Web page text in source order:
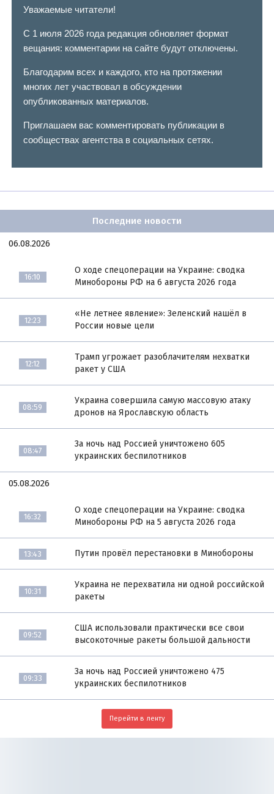
Уважаемые читатели!
С 1 июля 2026 года редакция обновляет формат
вещания: комментарии на сайте будут отключены.
Благодарим всех и каждого, кто на протяжении
многих лет участвовал в обсуждении
опубликованных материалов.
Приглашаем вас комментировать публикации в
сообществах агентства в социальных сетях.
Последние новости
06.08.2026
16:10
О ходе спецоперации на Украине: сводка
Минобороны РФ на 6 августа 2026 года
12:23
«Не летнее явление»: Зеленский нашёл в
России новые цели
12:12
Трамп угрожает разоблачителям нехватки
ракет у США
08:59
Украина совершила самую массовую атаку
дронов на Ярославскую область
08:47
За ночь над Россией уничтожено 605
украинских беспилотников
05.08.2026
16:32
О ходе спецоперации на Украине: сводка
Минобороны РФ на 5 августа 2026 года
13:43 Путин провёл перестановки в Минобороны
10:31
Украина не перехватила ни одной российской
ракеты
09:52
США использовали практически все свои
высокоточные ракеты большой дальности
09:33
За ночь над Россией уничтожено 475
украинских беспилотников
Перейти в ленту